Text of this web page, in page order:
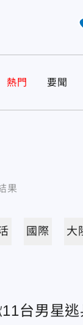
熱門 要聞
果
國際 大
台男星